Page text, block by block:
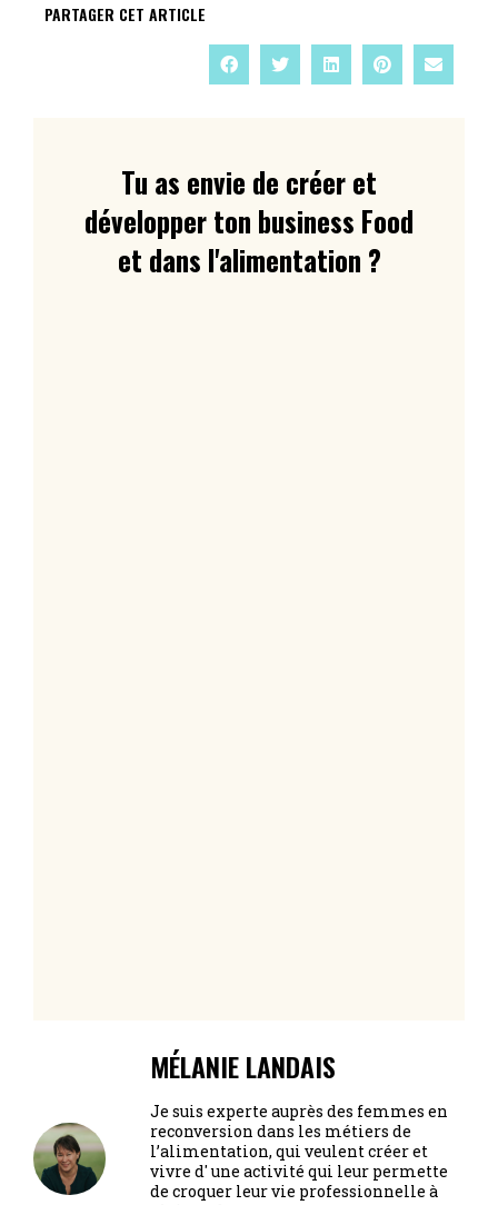
PARTAGER CET ARTICLE
Tu as envie de créer et
développer ton business Food
et dans l'alimentation ?
MÉLANIE LANDAIS
Je suis experte auprès des femmes en
reconversion dans les métiers de
l’alimentation, qui veulent créer et
vivre d' une activité qui leur permette
de croquer leur vie professionnelle à